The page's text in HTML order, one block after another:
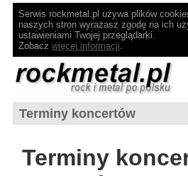
Serwis rockmetal.pl używa plików
naszych stron wyrażasz zgodę na ich
ustawieniami Twojej przeglądarki.
Zobacz więcej informacji.
Terminy koncertów
Terminy